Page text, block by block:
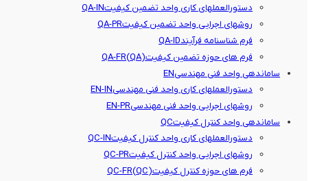
دستورالعملهای کاری واحد تضمین کیفیتQA-IN
روشهای اجرایی واحد تضمین کیفیتQA-PR
فرم شناسنامه فرآیندQA-ID
فرم های حوزه تضمین کیفیت(QA)
QA-FR
ساماندهی واحد فنی مهندسیEN
دستورالعملهای کاری واحد فنی مهندسیEN-IN
روشهای اجرایی واحد فنی مهندسیEN-PR
ساماندهی واحد کنترل کیفیتQC
دستورالعملهای کاری واحد کنترل کیفیتQC-IN
روشهای اجرایی واحد کنترل کیفیتQC-PR
فرم های حوزه کنترل کیفیت(QC)
QC-FR